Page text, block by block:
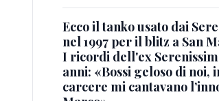
Ecco il tanko usato dai
nel 1997 per il blitz a San
I ricordi dell'ex
anni: «Bossi geloso di noi,
carcere mi cantavano